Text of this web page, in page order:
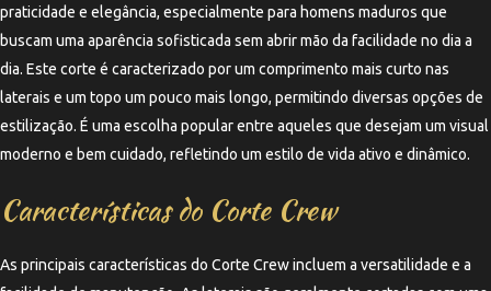
praticidade e elegância, especialmente para homens maduros que
buscam uma aparência sofisticada sem abrir mão da facilidade no dia a
dia. Este corte é caracterizado por um comprimento mais curto nas
laterais e um topo um pouco mais longo, permitindo diversas opções de
estilização. É uma escolha popular entre aqueles que desejam um visual
moderno e bem cuidado, refletindo um estilo de vida ativo e dinâmico.
Características do Corte Crew
As principais características do Corte Crew incluem a versatilidade e a